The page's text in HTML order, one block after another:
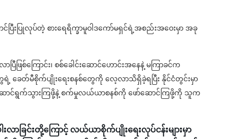
ပြီးပြုလုပ်တဲ့ စားရေရိက္ခာမူဝါဒကော်မရှင်ရဲ့အစည်းအဝေးမှာ အခု
ဖြစ်ကြောင်း၊ စစ်ခေါင်းဆောင်ဟောင်းအနေနဲ့ မကြာခင်က
ခေတ်မီစိုက်ပျိုးရေးစနစ်တွေကို လေ့လာသိရှိခဲ့ရပြီး နိုင်ငံတွင်းမှာ
င်ရွက်သွားကြဖို့နဲ့ စက်မှုလယ်ယာစနစ်ကို ဖော်ဆောင်ကြဖို့ကို သူက
ါးလာခြင်းတို့ကြောင့် လယ်ယာစိုက်ပျိုးရေးလုပ်ငန်းများမှာ